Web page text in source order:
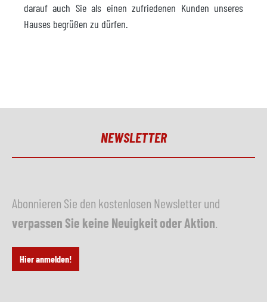
darauf auch Sie als einen zufriedenen Kunden unseres
Hauses begrüßen zu dürfen.
NEWSLETTER
Abonnieren Sie den kostenlosen Newsletter und
verpassen Sie keine Neuigkeit oder Aktion
Hier anmelden!